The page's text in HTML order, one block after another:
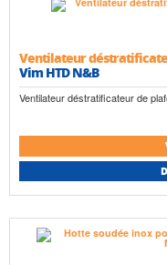
Ventilateur
Vim HTD N&B
Ventilateur déstratificateur de